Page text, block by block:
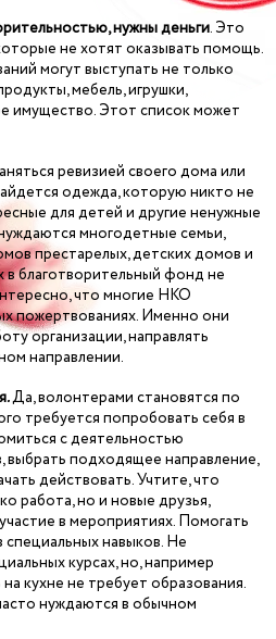
нужны деньги. Это
не хотят оказывать помощь.
могут выступать не только
мебель, игрушки,
имущество. Этот список может
ревизией своего дома или
одежда, которую никто не
для детей и другие ненужные
многодетные семьи,
престарелых, детских домов и
в благотворительный фонд не
что многие НКО
пожертвованиях. Именно они
организации, направлять
направлении.
.Да, волонтерами становятся по
требуется попробовать себя в
с деятельностью
подходящее направление,
действовать. Учтите, что
работа, но и новые друзья,
в мероприятиях. Помогать
навыков. Не
курсах, но, например
кухне не требует образования.
нуждаются в обычном